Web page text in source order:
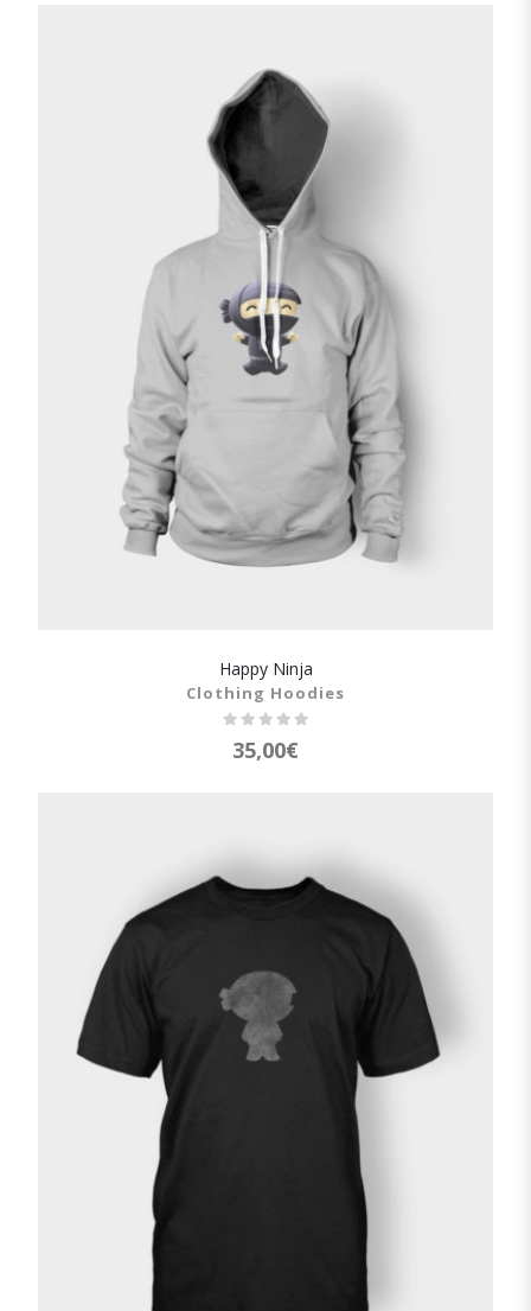
SHOW DETAILS
Happy Ninja
Clothing Hoodies
35,00€